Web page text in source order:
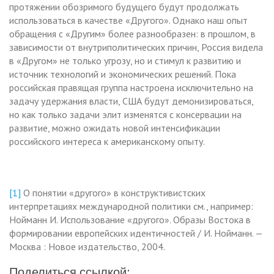
протяжении обозримого будущего будут продолжать
использоваться в качестве «Другого». Однако наш опыт
обращения с «Другим» более разнообразен: в прошлом, в
зависимости от внутриполитических причин, Россия видела
в «Другом» не только угрозу, но и стимул к развитию и
источник технологий и экономических решений. Пока
российская правящая группа настроена исключительно на
задачу удержания власти, США будут демонизироваться,
но как только задачи элит изменятся с консервации на
развитие, можно ожидать новой интенсификации
российского интереса к американскому опыту.
[1] О понятии «другого» в конструктивистских
интерпретациях международной политики см., например:
Нойманн И. Использование «другого». Образы Востока в
формировании европейских идентичностей / И. Нойманн. —
Москва : Новое издательство, 2004.